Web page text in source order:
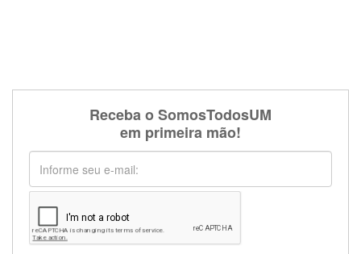
Receba o SomosTodosUM
em primeira mão!